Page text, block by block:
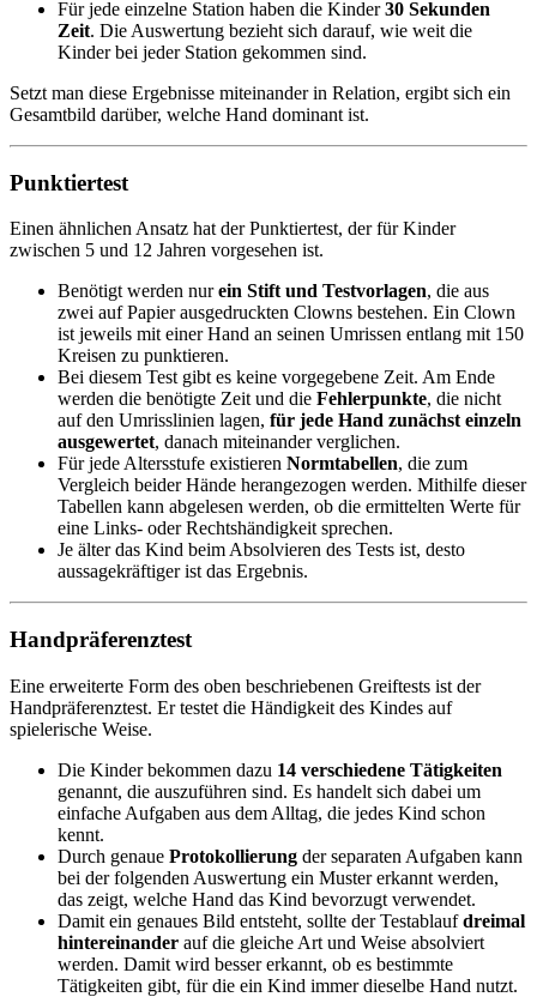
Für jede einzelne Station haben die Kinder30 Sekunden
Zeit. Die Auswertung bezieht sich darauf, wie weit die
Kinder bei jeder Station gekommen sind.
Setzt man diese Ergebnisse miteinander in Relation, ergibt sich ein
Gesamtbild darüber, welche Hand dominant ist.
Punktiertest
Einen ähnlichen Ansatz hat der Punktiertest, der für Kinder
zwischen 5 und 12 Jahren vorgesehen ist.
Benötigt werden nurein Stift und Testvorlagen, die aus
zwei auf Papier ausgedruckten Clowns bestehen. Ein Clown
ist jeweils mit einer Hand an seinen Umrissen entlang mit 150
Kreisen zu punktieren.
Bei diesem Test gibt es keine vorgegebene Zeit. Am Ende
werden die benötigte Zeit und die Fehlerpunkte, die nicht
auf den Umrisslinien lagen, für jede Hand zunächst einzeln
ausgewertet, danach miteinander verglichen.
Für jede Altersstufe existieren Normtabellen, die zum
Vergleich beider Hände herangezogen werden. Mithilfe dieser
Tabellen kann abgelesen werden, ob die ermittelten Werte für
eine Links- oder Rechtshändigkeit sprechen.
Je älter das Kind beim Absolvieren des Tests ist, desto
aussagekräftiger ist das Ergebnis.
Handpräferenztest
Eine erweiterte Form des oben beschriebenen Greiftests ist der
Handpräferenztest. Er testet die Händigkeit des Kindes auf
spielerische Weise.
Die Kinder bekommen dazu 14 verschiedene Tätigkeiten
genannt, die auszuführen sind. Es handelt sich dabei um
einfache Aufgaben aus dem Alltag, die jedes Kind schon
kennt.
Durch genaue Protokollierung der separaten Aufgaben kann
bei der folgenden Auswertung ein Muster erkannt werden,
das zeigt, welche Hand das Kind bevorzugt verwendet.
Damit ein genaues Bild entsteht, sollte der Testablaufdreimal
hintereinander auf die gleiche Art und Weise absolviert
werden. Damit wird besser erkannt, ob es bestimmte
Tätigkeiten gibt, für die ein Kind immer dieselbe Hand nutzt.